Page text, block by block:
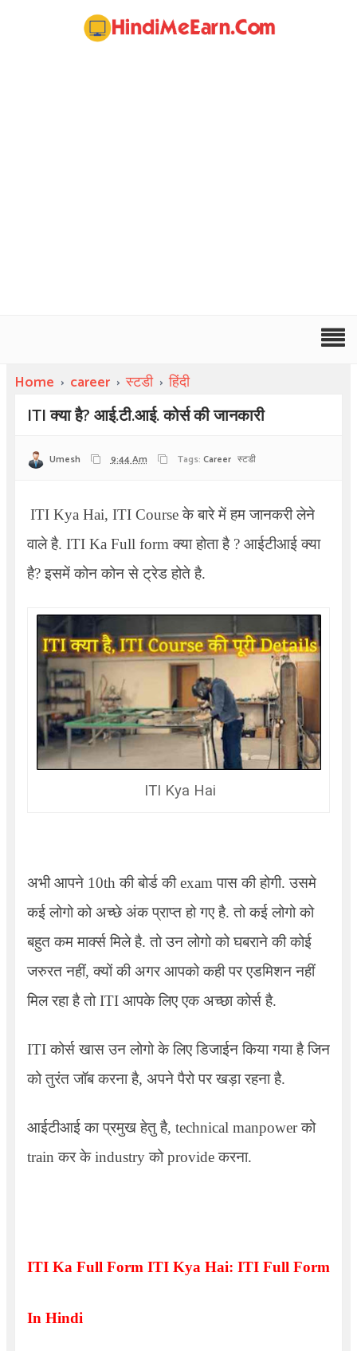
Home › career ›स्टडी ›हिंदी
ITI क्या है? आई.टी.आई. कोर्स की जानकारी
Umesh 9:44 Am Tags: Career स्टडी
ITI Kya Hai, ITI Courseके बारे में हम जानकरी लेने
वाले है. ITI Ka Full formक्या होता है ? आईटीआई क्या
है?इसमें कोन कोन से ट्रेड होते है.
ITI Kya Hai
अभी आपने 10thकी बोर्ड कीexamपास की होगी. उसमे
कई लोगो को अच्छे अंक प्राप्त हो गए है. तो कई लोगो को
बहुत कम मार्क्स मिले है. तो उन लोगो को घबराने की कोई
जरुरत नहीं,क्यों की अगर आपको कही पर एडमिशन नहीं
मिल रहा है तोITI आपके लिए एक अच्छा कोर्स है.
ITIकोर्स खास उन लोगो के लिए डिजाईन किया गया है जिन
को तुरंत जॉब करना है, अपने पैरो पर खड़ा रहना है.
आईटीआई का प्रमुख हेतु है, technical manpowerको
trainकर केindustryकोprovideकरना.
ITI Ka Full Form ITI Kya Hai: ITI Full Form
In Hindi